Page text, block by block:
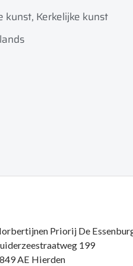
kunst, Kerkelijke kunst
Priorij De
199
AE Hierden